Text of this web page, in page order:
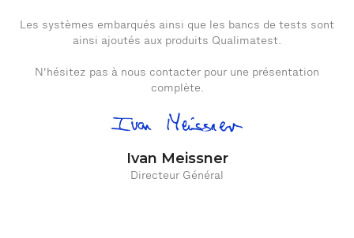
Les systèmes embarqués ainsi que les bancs de tests sont
ainsi ajoutés aux produits Qualimatest.
N'hésitez pas à nous contacter pour une présentation
complète.
Ivan Meissner
Directeur Général